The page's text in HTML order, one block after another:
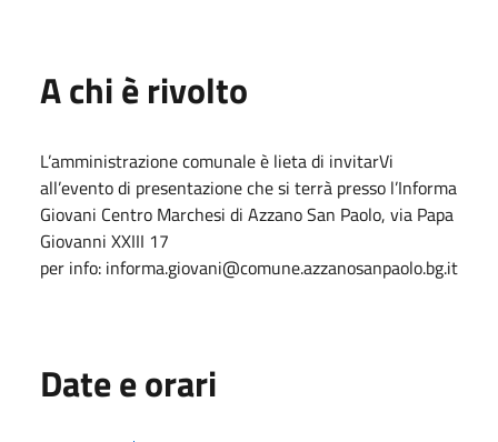
A chi è rivolto
L’amministrazione comunale è lieta di invitarVi
all’evento di presentazione che si terrà presso l’Informa
Giovani Centro Marchesi di Azzano San Paolo, via Papa
Giovanni XXIII 17
per info: informa.giovani@comune.azzanosanpaolo.bg.it
Date e orari